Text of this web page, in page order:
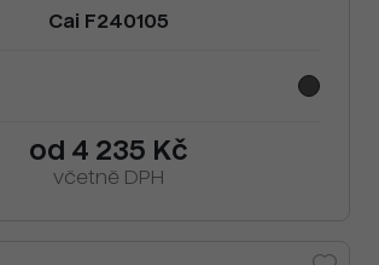
Cai F240105
od 4 235 Kč
včetně DPH